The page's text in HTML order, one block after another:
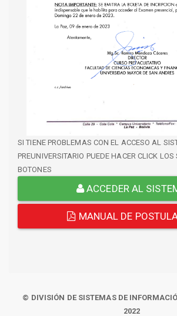
SI TIENE PROBLEMAS CON EL ACCESO AL
PREUNIVERSITARIO PUEDE HACER CLICK LOS
BOTONES
ACCEDER AL
MANUAL DE
© DIVISIÓN DE SISTEMAS DE
2022